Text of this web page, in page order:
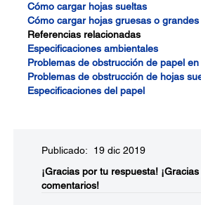
Cómo cargar hojas sueltas
Cómo cargar hojas gruesas o
Referencias relacionadas
Especificaciones ambientales
Problemas de obstrucción de papel
Problemas de obstrucción de hojas
Especificaciones del papel
Publicado: 19 dic 2019
¡Gracias por tu respuesta!
comentarios!